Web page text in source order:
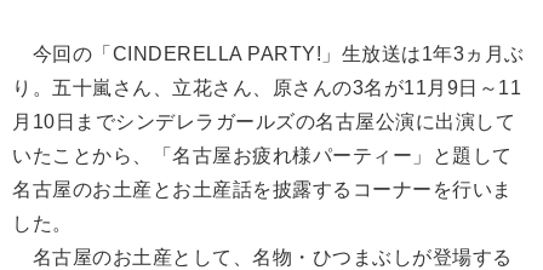
今回の「CINDERELLA PARTY!」生放送は1年3ヵ月ぶ
り。五十嵐さん、立花さん、原さんの3名が11月9日～11
月10日までシンデレラガールズの名古屋公演に出演して
いたことから、「名古屋お疲れ様パーティー」と題して
名古屋のお土産とお土産話を披露するコーナーを行いま
した。
名古屋のお土産として、名物・ひつまぶしが登場する